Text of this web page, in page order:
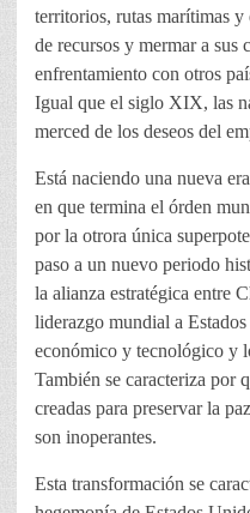
territorios, rutas marítimas y
de recursos y mermar a sus
enfrentamiento con otros
Igual que el siglo XIX, las
merced de los deseos del
Está naciendo una nueva
en que termina el órden
por la otrora única
paso a un nuevo periodo
la alianza estratégica entre
liderazgo mundial a
económico y tecnológico y
También se caracteriza por
creadas para preservar la
son inoperantes.
Esta transformación se